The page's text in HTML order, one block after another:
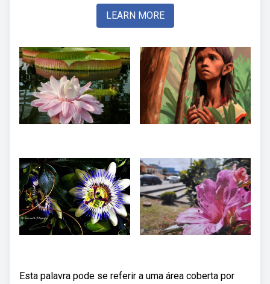
LEARN MORE
Esta palavra pode se referir a uma área coberta por